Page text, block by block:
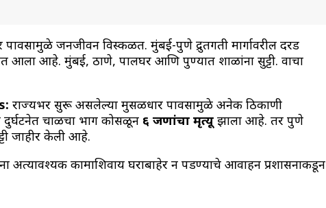
जनजीवन विस्कळीत. मुंबई-पुणे द्रुतगती मार्गावरील दरड
आहे. मुंबई, ठाणे, पालघर आणि पुण्यात शाळांना सुट्टी. वाचा
राज्यभर सुरू असलेल्या मुसळधार पावसामुळे अनेक ठिकाणी
चाळीचा भाग कोसळून ६ जणांचा मृत्यू झाला आहे. तर पुणे
जाहीर केली आहे.
अत्यावश्यक कामाशिवाय घराबाहेर न पडण्याचे आवाहन प्रशासनाकडून